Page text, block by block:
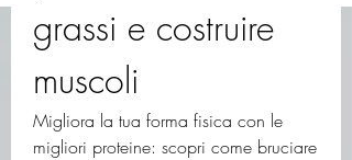
grassi e costruire
muscoli
Migliora la tua forma fisica con le
migliori proteine: scopri come bruciare